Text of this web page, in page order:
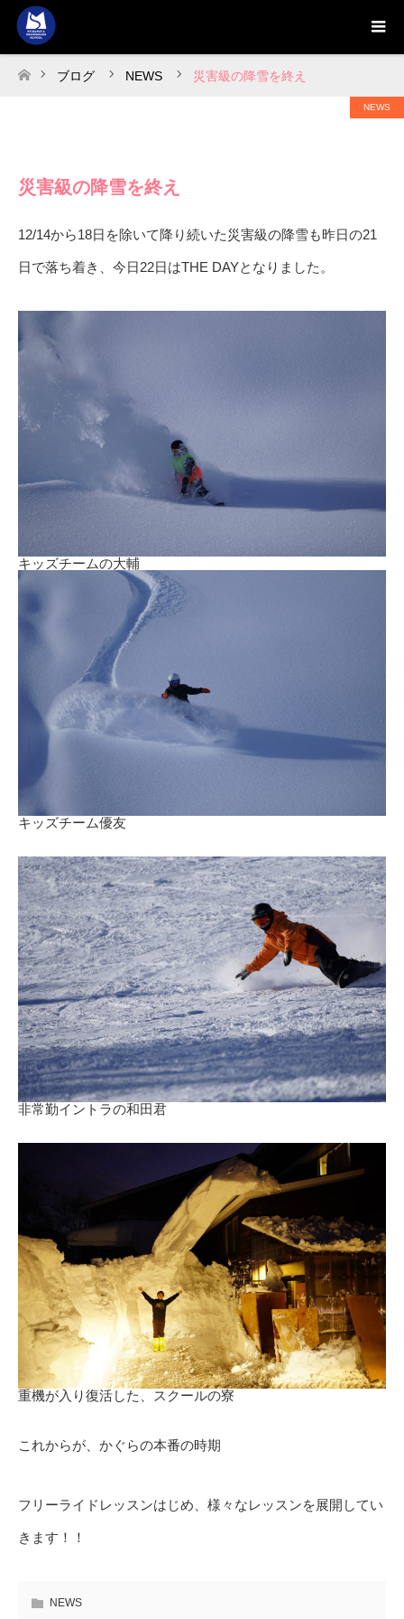
ホーム
ブログ NEWS 災害級の降雪を終え
NEWS
災害級の降雪を終え
12/14から18日を除いて降り続いた災害級の降雪も昨日の21
日で落ち着き、今日22日はTHE DAYとなりました。
キッズチームの大輔
キッズチーム優友
非常勤イントラの和田君
重機が入り復活した、スクールの寮
これからが、かぐらの本番の時期
フリーライドレッスンはじめ、様々なレッスンを展開してい
きます！！
NEWS